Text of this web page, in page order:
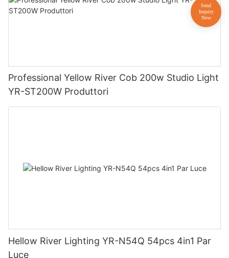
Professional Yellow River Cob 200w Studio Light
YR-ST200W Produttori
Hellow River Lighting YR-N54Q 54pcs 4in1 Par
Luce